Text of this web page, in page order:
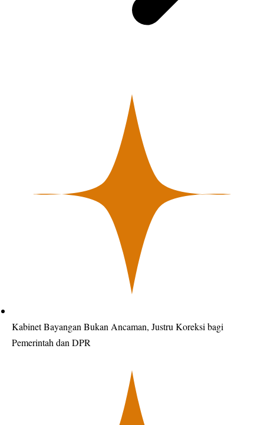
Kabinet Bayangan Bukan Ancaman, Justru Koreksi bagi
Pemerintah dan DPR